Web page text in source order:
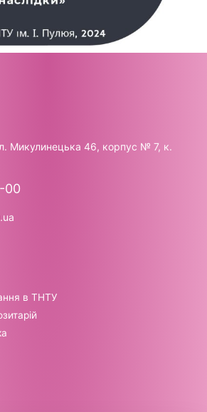
Микулинецька 46, корпус № 7, к.
00
в ТНТУ